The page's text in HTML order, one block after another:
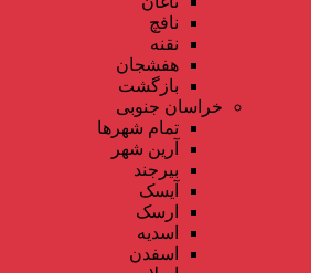
نافچ
نقنه
هفشجان
بازگشت
خراسان جنوبی
تمام شهر‌ها
آرین شهر
بیرجند
آیسک
ارسک
اسدیه
اسفدن